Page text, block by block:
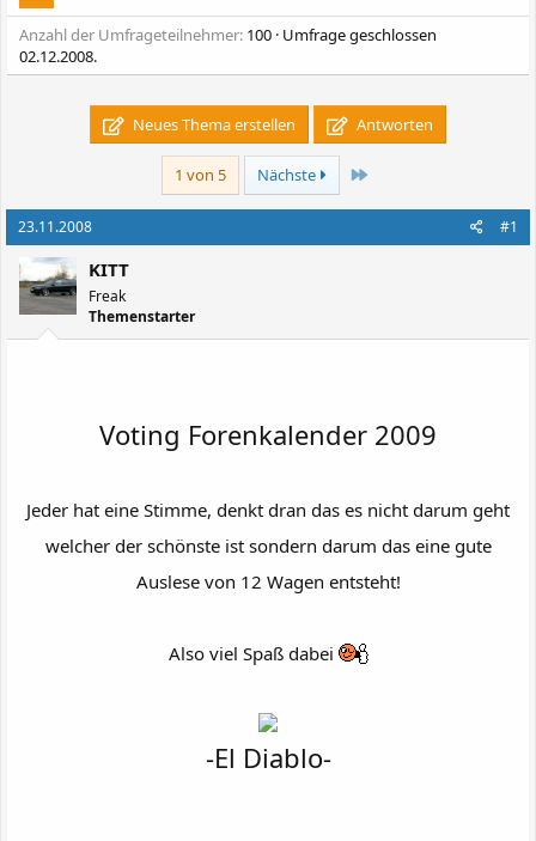
Anzahl der Umfrageteilnehmer 100 Umfrage geschlossen
02.12.2008.
Neues Thema erstellen Antworten
1 von 5 Nächste Letzte
23.11.2008 #1
KITT
Freak
Themenstarter
Voting Forenkalender 2009
Jeder hat eine Stimme, denkt dran das es nicht darum geht
welcher der schönste ist sondern darum das eine gute
Auslese von 12 Wagen entsteht!
Also viel Spaß dabei
-El Diablo-